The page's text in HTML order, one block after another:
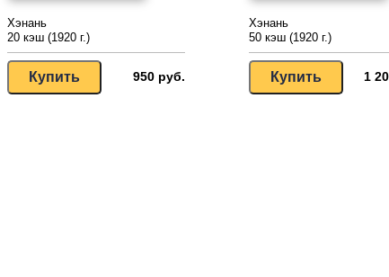
Хэнань
20 кэш (1920 г.)
950 руб.
Хэнань
50 кэш (1920 г.)
1